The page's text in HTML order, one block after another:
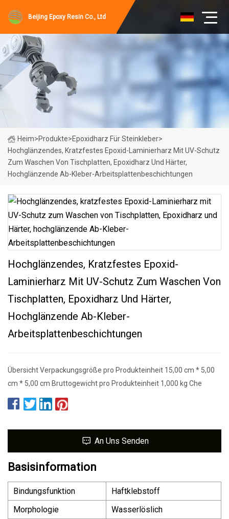
Beijing Epoxy Resin Co., Ltd
Heim>Produkte>Epoxidharz Für Steinkleber>
Hochglänzendes, Kratzfestes Epoxid-Laminierharz Mit UV-Schutz
Zum Waschen Von Tischplatten, Epoxidharz Und Härter,
Hochglänzende Ab-Kleber-Arbeitsplattenbeschichtungen
Hochglänzendes, Kratzfestes Epoxid-
Laminierharz Mit UV-Schutz Zum Waschen Von
Tischplatten, Epoxidharz Und Härter,
Hochglänzende Ab-Kleber-
Arbeitsplattenbeschichtungen
Übersicht Verpackungsgröße pro Produkteinheit 15,00 cm * 5,00
cm * 5,00 cm Bruttogewicht pro Produkteinheit 1,000 kg Che
An Uns Senden
Basisinformation
Bindungsfunktion
Haftklebstoff
Morphologie
Wasserlöslich